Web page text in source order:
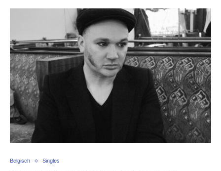
Belgisch Singles